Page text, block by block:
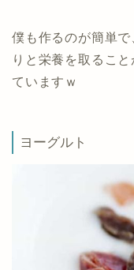
僕も作るのが簡単
りと栄養を取るこ
ていますｗ
ヨーグルト